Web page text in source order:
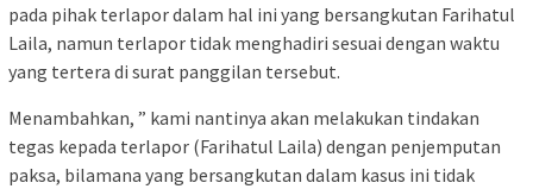
pada pihak terlapor dalam hal ini yang bersangkutan Farihatul
Laila, namun terlapor tidak menghadiri sesuai dengan waktu
yang tertera di surat panggilan tersebut.
Menambahkan, ” kami nantinya akan melakukan tindakan
tegas kepada terlapor (Farihatul Laila) dengan penjemputan
paksa, bilamana yang bersangkutan dalam kasus ini tidak